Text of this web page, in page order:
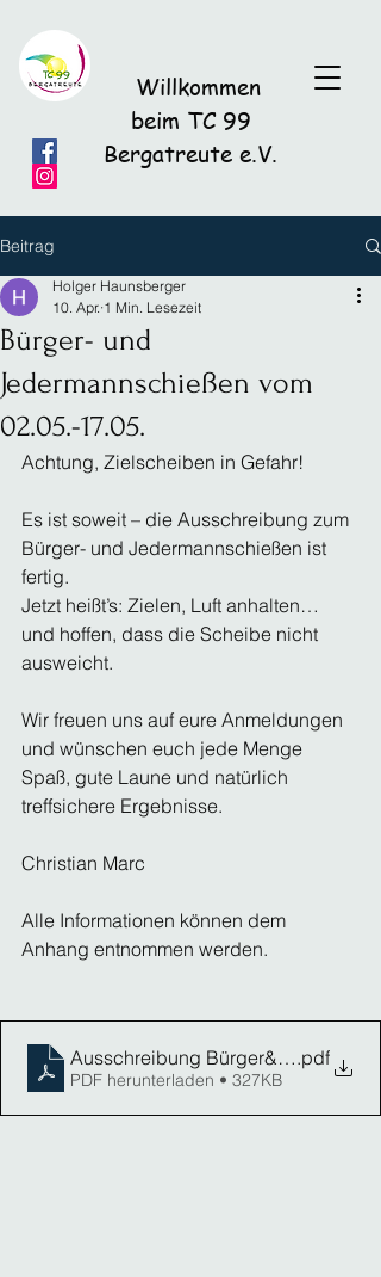
Willkommen
beim TC 99
Bergatreute e.V.
Beitrag
Bürger- und
Jedermannschießen vom
02.05.-17.05.
Holger Haunsberger
10. Apr. 1 Min. Lesezeit
Achtung, Zielscheiben in Gefahr!
Es ist soweit – die Ausschreibung zum
Bürger- und Jedermannschießen ist
fertig.
Jetzt heißt’s: Zielen, Luft anhalten…
und hoffen, dass die Scheibe nicht
ausweicht.
Wir freuen uns auf eure Anmeldungen
und wünschen euch jede Menge
Spaß, gute Laune und natürlich
treffsichere Ergebnisse.
Christian Marc
Alle Informationen können dem
Anhang entnommen werden.
Ausschreibung .pdf
PDF herunterladen • 327KB